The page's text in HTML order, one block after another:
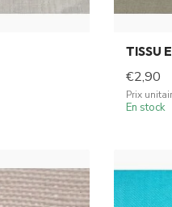
TISSU
€2,90
Prix
En stock